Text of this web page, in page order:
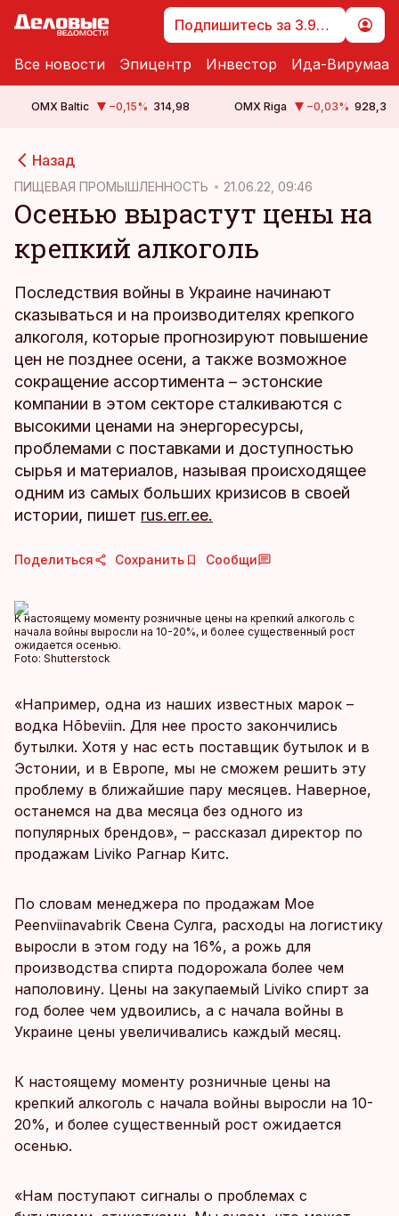
Подпишитесь за 3.99 €
Все новости Эпицентр Инвестор Ида-Вирумаа
OMX Baltic −0,15% 314,98 OMX Riga −0,03% 928,3
Назад
ПИЩЕВАЯ ПРОМЫШЛЕННОСТЬ 21.06.22, 09:46
Осенью вырастут цены на
крепкий алкоголь
Последствия войны в Украине начинают
сказываться и на производителях крепкого
алкоголя, которые прогнозируют повышение
цен не позднее осени, а также возможное
сокращение ассортимента – эстонские
компании в этом секторе сталкиваются с
высокими ценами на энергоресурсы,
проблемами с поставками и доступностью
сырья и материалов, называя происходящее
одним из самых больших кризисов в своей
истории, пишет rus.err.ee.
Поделиться Сохранить Сообщи
К настоящему моменту розничные цены на крепкий алкоголь с
начала войны выросли на 10-20%, и более существенный рост
ожидается осенью.
Foto: Shutterstock
«Например, одна из наших известных марок –
водка Hõbeviin. Для нее просто закончились
бутылки. Хотя у нас есть поставщик бутылок и в
Эстонии, и в Европе, мы не сможем решить эту
проблему в ближайшие пару месяцев. Наверное,
останемся на два месяца без одного из
популярных брендов», – рассказал директор по
продажам Liviko Рагнар Китс.
По словам менеджера по продажам Moe
Peenviinavabrik Свена Сулга, расходы на логистику
выросли в этом году на 16%, а рожь для
производства спирта подорожала более чем
наполовину. Цены на закупаемый Liviko спирт за
год более чем удвоились, а с начала войны в
Украине цены увеличивались каждый месяц.
К настоящему моменту розничные цены на
крепкий алкоголь с начала войны выросли на 10-
20%, и более существенный рост ожидается
осенью.
«Нам поступают сигналы о проблемах с